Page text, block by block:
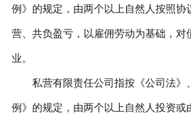
例》的规定，由两个以上自然人按照协
营、共负盈亏，以雇佣劳动为基础，对
业。
私营有限责任公司指按《公司法》
例》的规定，由两个以上自然人投资或